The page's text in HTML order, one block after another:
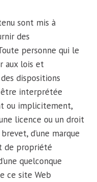
sont mis à
des
personne qui le
aux lois et
dispositions
être interprétée
ou implicitement,
licence ou un droit
d’une marque
de propriété
quelconque
ce site Web